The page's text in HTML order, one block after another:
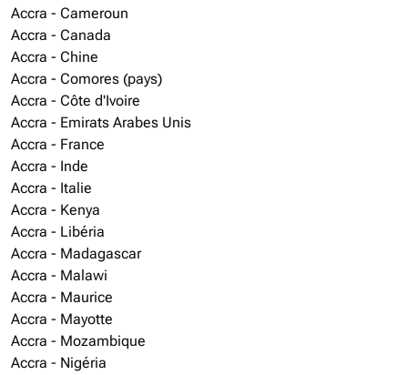
Accra - Cameroun
Accra - Canada
Accra - Chine
Accra - Comores (pays)
Accra - Côte d'Ivoire
Accra - Emirats Arabes Unis
Accra - France
Accra - Inde
Accra - Italie
Accra - Kenya
Accra - Libéria
Accra - Madagascar
Accra - Malawi
Accra - Maurice
Accra - Mayotte
Accra - Mozambique
Accra - Nigéria